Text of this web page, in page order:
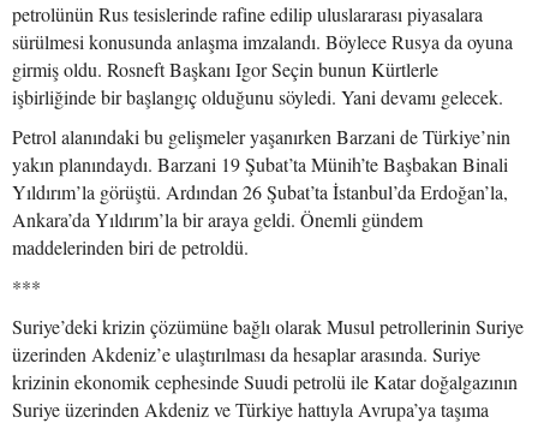
petrolünün Rus tesislerinde rafine edilip uluslararası piyasalara
sürülmesi konusunda anlaşma imzalandı. Böylece Rusya da oyuna
girmiş oldu. Rosneft Başkanı Igor Seçin bunun Kürtlerle
işbirliğinde bir başlangıç olduğunu söyledi. Yani devamı gelecek.
Petrol alanındaki bu gelişmeler yaşanırken Barzani de Türkiye’nin
yakın planındaydı. Barzani 19 Şubat’ta Münih’te Başbakan Binali
Yıldırım’la görüştü. Ardından 26 Şubat’ta İstanbul’da Erdoğan’la,
Ankara’da Yıldırım’la bir araya geldi. Önemli gündem
maddelerinden biri de petroldü.
***
Suriye’deki krizin çözümüne bağlı olarak Musul petrollerinin Suriye
üzerinden Akdeniz’e ulaştırılması da hesaplar arasında. Suriye
krizinin ekonomik cephesinde Suudi petrolü ile Katar doğalgazının
Suriye üzerinden Akdeniz ve Türkiye hattıyla Avrupa’ya taşıma